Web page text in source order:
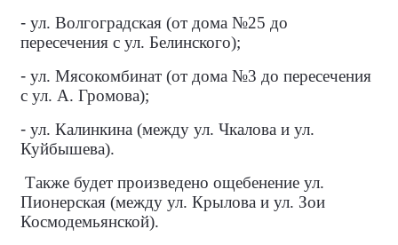
- ул. Волгоградская (от дома №25 до
пересечения с ул. Белинского);
- ул. Мясокомбинат (от дома №3 до пересечения
с ул. А. Громова);
- ул. Калинкина (между ул. Чкалова и ул.
Куйбышева).
Также будет произведено ощебенение ул.
Пионерская (между ул. Крылова и ул. Зои
Космодемьянской).